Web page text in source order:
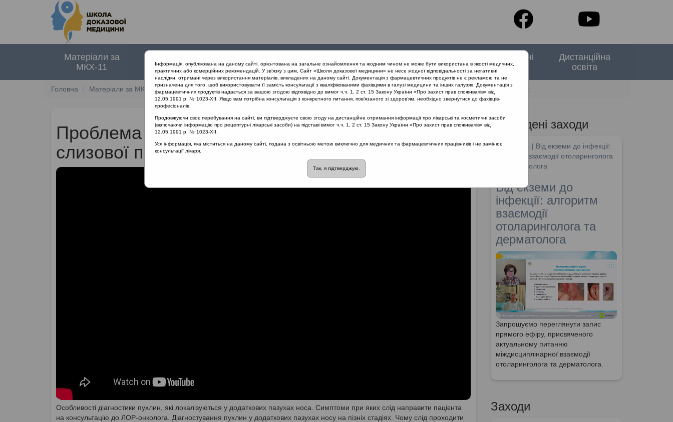
Матеріали за
МКХ-11
документи
заходи
проекту
Спеціальні
випуски
Дистанційна
освіта
Головна Матеріали за МКХ-11 12 Хвороби органів дихання Проблема своєчасної діагностики уражень слизової порожнини носа та пазух
Проблема своєчасної діагностики уражень
слизової порожнини носа та пазух
Особливості діагностики пухлин, які локалізуються у додаткових пазухах носа. Симптоми при яких слід направити пацієнта
на консультацію до ЛОР-онколога. Діагностування пухлин у додаткових пазухах носу на пізніх стадіях. Чому слід проходити
Проведені заходи
SHDM.info | Від екземи до інфекції:
алгоритм взаємодії отоларинголога
та дерматолога
Від екземи до
інфекції: алгоритм
взаємодії
отоларинголога та
дерматолога
Запрошуємо переглянути запис
прямого ефіру, присвяченого
актуальному питанню
міждисциплінарної взаємодії
отоларинголога та дерматолога.
Заходи
Інформація, опублікована на даному сайті, орієнтована на загальне ознайомлення та жодним чином не може бути використана в якості медичних,
практичних або комерційних рекомендацій. У зв’язку з цим, Сайт «Школи доказової медицини» не несе жодної відповідальності за негативні
наслідки, отримані через використання матеріалів, викладених на даному сайті. Документація з фармацевтичних продуктів не є рекламою та не
призначена для того, щоб використовувати її замість консультації з кваліфікованими фахівцями в галузі медицини та інших галузях. Документація з
фармацевтичних продуктів надається за вашою згодою відповідно до вимог ч.ч. 1, 2 ст. 15 Закону України «Про захист прав споживачів» від
12.05.1991 р. № 1023-XII. Якщо вам потрібна консультація з конкретного питання, пов’язаного зі здоров’ям, необхідно звернутися до фахівців-
професіоналів.
Продовжуючи своє перебування на сайті, ви підтверджуєте свою згоду на дистанційне отримання інформації про лікарські та косметичні засоби
(включаючи інформацію про рецептурні лікарські засоби) на підставі вимог ч.ч. 1, 2 ст. 15 Закону України «Про захист прав споживачів» від
12.05.1991 р. № 1023-XII.
Уся інформація, яка міститься на даному сайті, подана з освітньою метою виключно для медичних та фармацевтичних працівників і не замінює
консультації лікаря.
Так, я підтверджую.